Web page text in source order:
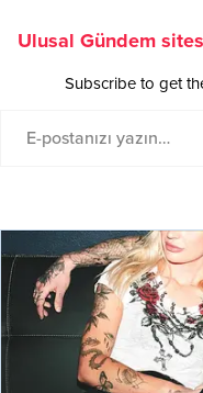
Ulusal Gündem
Subscribe to get